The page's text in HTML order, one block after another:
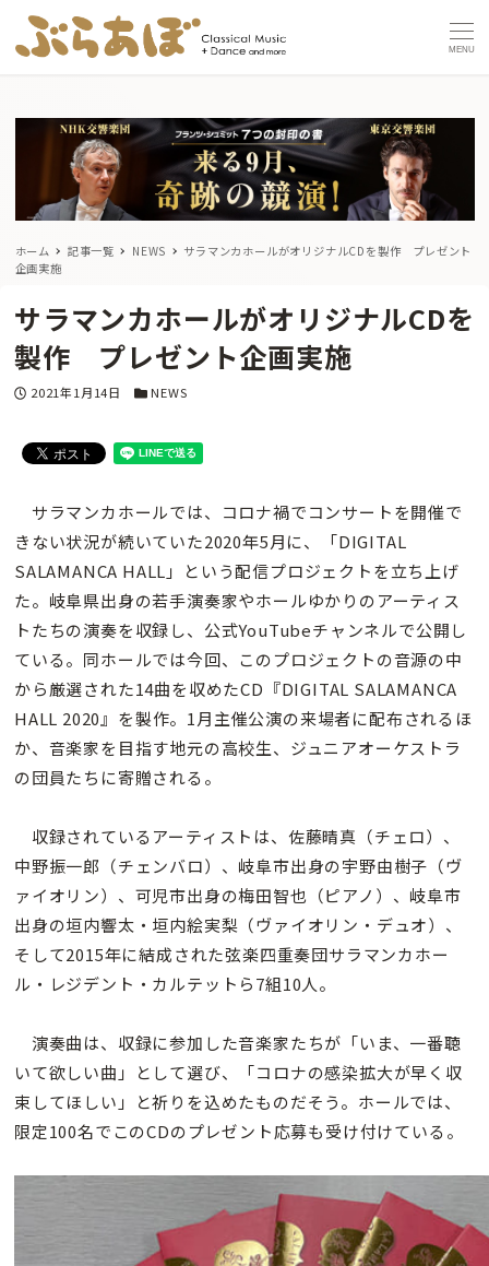
MENU
ホーム 記事一覧 NEWS
サラマンカホールがオリジナルCDを製作 プレゼント
企画実施
サラマンカホールがオリジナルCDを
製作 プレゼント企画実施
投稿日
2021年1月14日 カテゴリー
NEWS
サラマンカホールでは、コロナ禍でコンサートを開催で
きない状況が続いていた2020年5月に、「DIGITAL
SALAMANCA HALL」という配信プロジェクトを立ち上げ
た。岐阜県出身の若手演奏家やホールゆかりのアーティス
トたちの演奏を収録し、公式YouTubeチャンネルで公開し
ている。同ホールでは今回、このプロジェクトの音源の中
から厳選された14曲を収めたCD『DIGITAL SALAMANCA
HALL 2020』を製作。1月主催公演の来場者に配布されるほ
か、音楽家を目指す地元の高校生、ジュニアオーケストラ
の団員たちに寄贈される。
収録されているアーティストは、佐藤晴真（チェロ）、
中野振一郎（チェンバロ）、岐阜市出身の宇野由樹子（ヴ
ァイオリン）、可児市出身の梅田智也（ピアノ）、岐阜市
出身の垣内響太・垣内絵実梨（ヴァイオリン・デュオ）、
そして2015年に結成された弦楽四重奏団サラマンカホー
ル・レジデント・カルテットら7組10人。
演奏曲は、収録に参加した音楽家たちが「いま、一番聴
いて欲しい曲」として選び、「コロナの感染拡大が早く収
束してほしい」と祈りを込めたものだそう。ホールでは、
限定100名でこのCDのプレゼント応募も受け付けている。